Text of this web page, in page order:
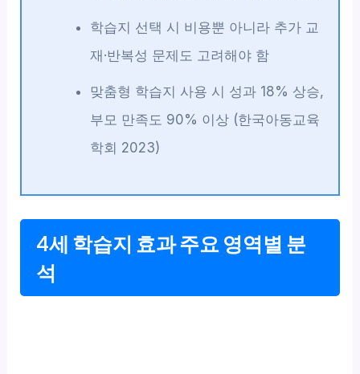
학습지 선택 시 비용뿐 아니라 추가 교
재·반복성 문제도 고려해야 함
맞춤형 학습지 사용 시 성과 18% 상승,
부모 만족도 90% 이상 (한국아동교육
학회 2023)
4세 학습지 효과 주요 영역별 분
석